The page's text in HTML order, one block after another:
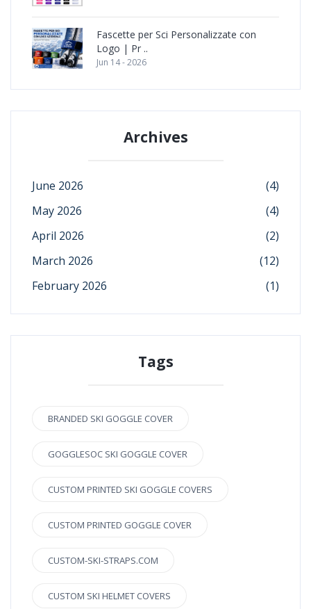
Fascette per Sci Personalizzate con
Logo | Pr ..
Jun 14 - 2026
Archives
June 2026
(4)
May 2026
(4)
April 2026
(2)
March 2026
(12)
February 2026
(1)
Tags
BRANDED SKI GOGGLE COVER
GOGGLESOC SKI GOGGLE COVER
CUSTOM PRINTED SKI GOGGLE COVERS
CUSTOM PRINTED GOGGLE COVER
CUSTOM-SKI-STRAPS.COM
CUSTOM SKI HELMET COVERS